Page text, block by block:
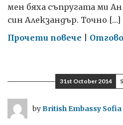
мен бяха съпругата ми
син Алекзандър. Точно […]
Прочети повече on
ярък
спомен
София
31st October 2014
byBritish Embassy Sofia